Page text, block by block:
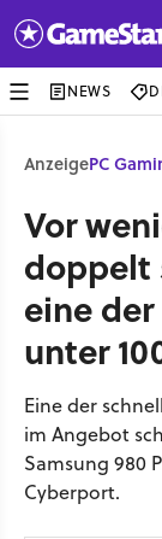
NEWS
AnzeigePC
Vor
doppelt
eine der
unter
Eine der
im Angebot
Samsung 980
Cyberport.